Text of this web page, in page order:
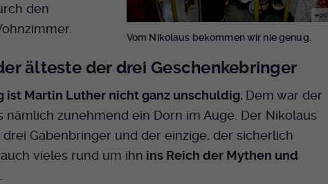
epd
Vom Nikolaus bekommen wir nie genug.
den
älteste der drei Geschenkebringer
ist Martin Luther nicht ganz unschuldig. Dem war der
nämlich zunehmend ein Dorn im Auge. Der Nikolaus
Gabenbringer und der einzige, der sicherlich
vieles rund um ihn ins Reich der Mythen und
Notwendig zum sicheren Betrieb der
cookie_optin-[n]
EKHN
Bei Ausahl nur essentieller Cookies wird dieser
Ansonsten 1 Monat.